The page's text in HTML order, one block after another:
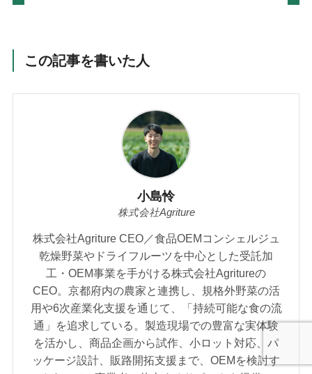
この記事を書いた人
小島怜
株式会社Agriture
株式会社Agriture CEO／食品OEMコンシェルジュ
乾燥野菜やドライフルーツを中心とした受託加
工・OEM事業を手がける株式会社Agritureの
CEO。京都府内の農家と連携し、規格外野菜の活
用や6次産業化支援を通じて、「持続可能な食の流
通」を追求している。製造現場での豊富な実体験
を活かし、商品企画から試作、小ロット対応、パ
ッケージ設計、販路開拓支援まで、OEMを検討す